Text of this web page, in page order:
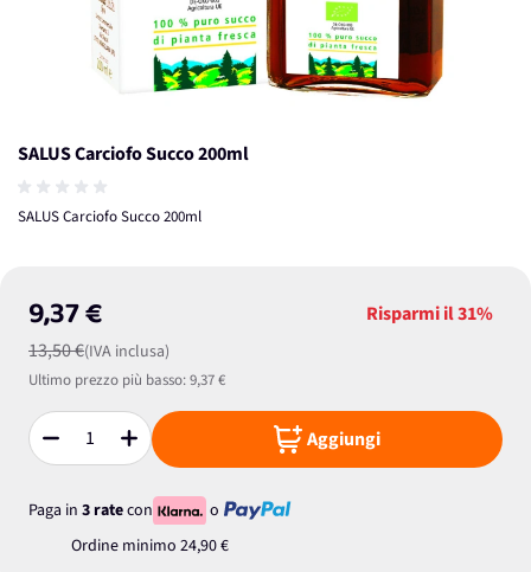
SALUS Carciofo Succo 200ml
SALUS Carciofo Succo 200ml
9,37 €
13,50 €(IVA inclusa)
Risparmi il31%
Ultimo prezzo più basso:9,37 €
Quantità Aggiungi
Paga in 3 ratecon
o
Ordine minimo 24,90 €